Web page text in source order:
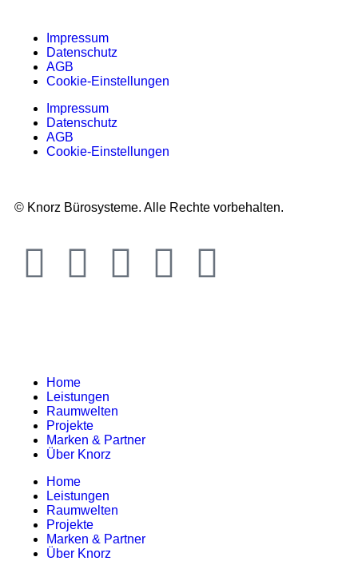
Impressum
Datenschutz
AGB
Cookie-Einstellungen
Impressum
Datenschutz
AGB
Cookie-Einstellungen
© Knorz Bürosysteme. Alle Rechte vorbehalten.
Home
Leistungen
Raumwelten
Projekte
Marken & Partner
Über Knorz
Home
Leistungen
Raumwelten
Projekte
Marken & Partner
Über Knorz